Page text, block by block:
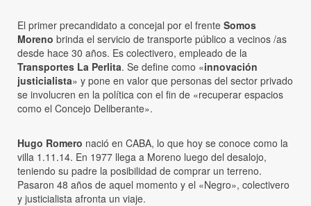
El primer precandidato a concejal por el frente Somos
Moreno brinda el servicio de transporte público a vecinos /as
desde hace 30 años. Es colectivero, empleado de la
Transportes La Perlita. Se define como «innovación
justicialista» y pone en valor que personas del sector privado
se involucren en la política con el fin de «recuperar espacios
como el Concejo Deliberante».
Hugo Romero nació en CABA, lo que hoy se conoce como la
villa 1.11.14. En 1977 llega a Moreno luego del desalojo,
teniendo su padre la posibilidad de comprar un terreno.
Pasaron 48 años de aquel momento y el «Negro», colectivero
y justicialista afronta un viaje.